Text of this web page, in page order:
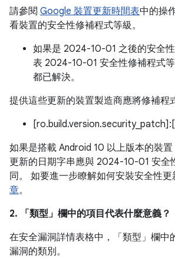
請參閱 Google 裝置更新時間表中的操
看裝置的安全性修補程式等級。
如果是 2024-10-01 之後的安全
表 2024-10-01 安全性修補程式
都已解決。
提供這些更新的裝置製造商應將修補程
如果是搭載 Android 10 以上版本的裝
更新的日期字串應與 2024-10-01 安全
同。 如要進一步瞭解如何安裝安全性更
章。
2. 「類型」 欄中的項目代表什麼意義？
在安全漏洞詳情表格中，「類型」 欄中
漏洞的類別。